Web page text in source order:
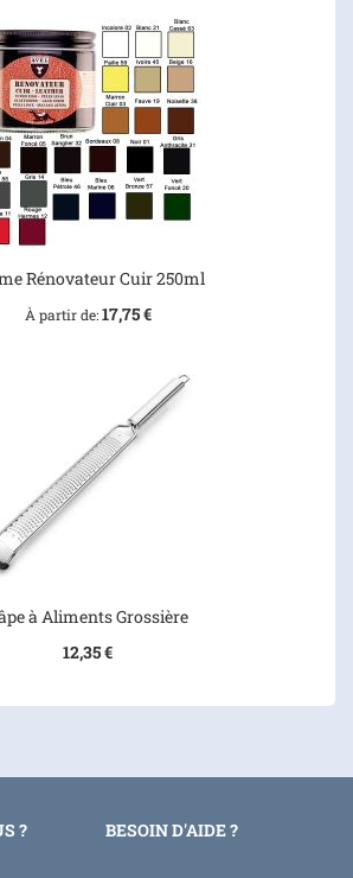
Rénovateur Cuir 250ml
À partir de 17,75 €
à Aliments Grossière
12,35 €
? BESOIN D'AIDE ?